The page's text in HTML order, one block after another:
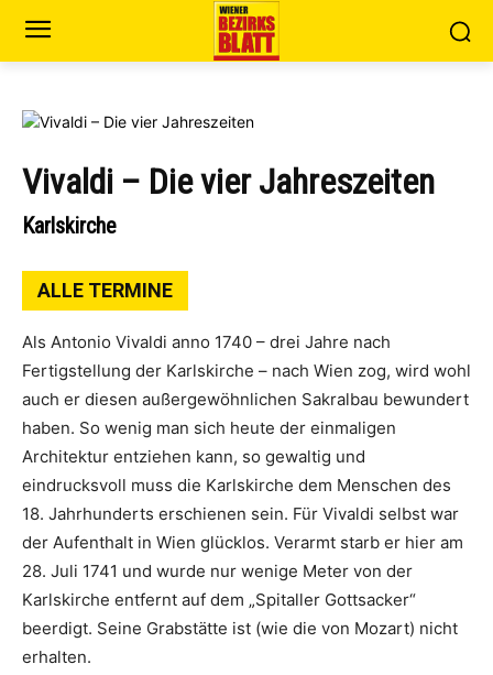
Vivaldi – Die vier Jahreszeiten
Karlskirche
ALLE TERMINE
Als Antonio Vivaldi anno 1740 – drei Jahre nach
Fertigstellung der Karlskirche – nach Wien zog, wird wohl
auch er diesen außergewöhnlichen Sakralbau bewundert
haben. So wenig man sich heute der einmaligen
Architektur entziehen kann, so gewaltig und
eindrucksvoll muss die Karlskirche dem Menschen des
18. Jahrhunderts erschienen sein. Für Vivaldi selbst war
der Aufenthalt in Wien glücklos. Verarmt starb er hier am
28. Juli 1741 und wurde nur wenige Meter von der
Karlskirche entfernt auf dem „Spitaller Gottsacker“
beerdigt. Seine Grabstätte ist (wie die von Mozart) nicht
erhalten.